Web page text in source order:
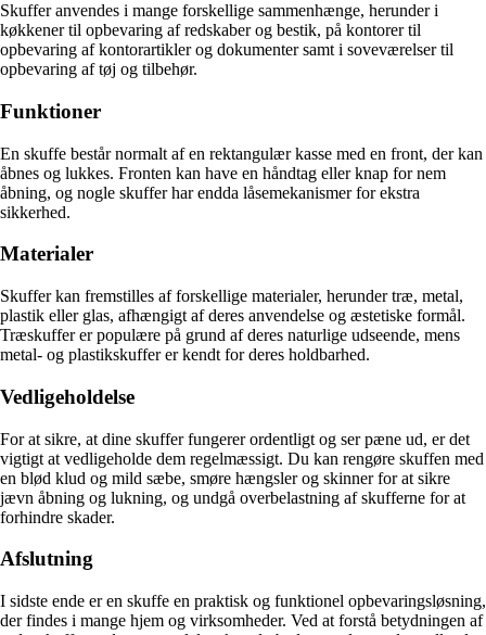
Skuffer anvendes i mange forskellige sammenhænge, herunder i
køkkener til opbevaring af redskaber og bestik, på kontorer til
opbevaring af kontorartikler og dokumenter samt i soveværelser til
opbevaring af tøj og tilbehør.
Funktioner
En skuffe består normalt af en rektangulær kasse med en front, der kan
åbnes og lukkes. Fronten kan have en håndtag eller knap for nem
åbning, og nogle skuffer har endda låsemekanismer for ekstra
sikkerhed.
Materialer
Skuffer kan fremstilles af forskellige materialer, herunder træ, metal,
plastik eller glas, afhængigt af deres anvendelse og æstetiske formål.
Træskuffer er populære på grund af deres naturlige udseende, mens
metal- og plastikskuffer er kendt for deres holdbarhed.
Vedligeholdelse
For at sikre, at dine skuffer fungerer ordentligt og ser pæne ud, er det
vigtigt at vedligeholde dem regelmæssigt. Du kan rengøre skuffen med
en blød klud og mild sæbe, smøre hængsler og skinner for at sikre
jævn åbning og lukning, og undgå overbelastning af skufferne for at
forhindre skader.
Afslutning
I sidste ende er en skuffe en praktisk og funktionel opbevaringsløsning,
der findes i mange hjem og virksomheder. Ved at forstå betydningen af